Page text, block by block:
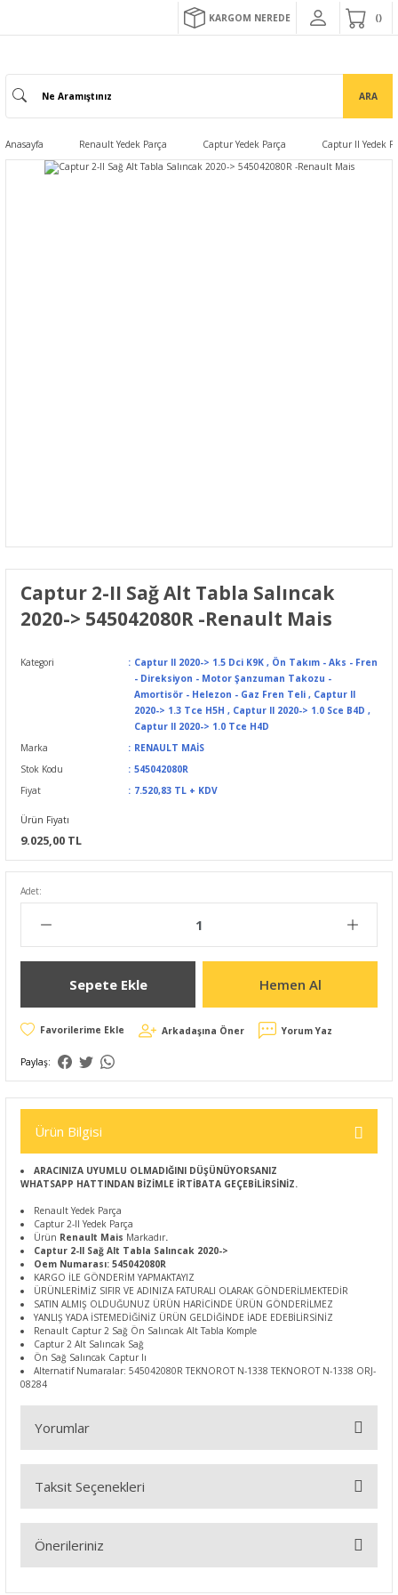
KARGOM NEREDE
ARA
Anasayfa Renault Yedek Parça Captur Yedek Parça Captur II Yedek
Captur 2-II Sağ Alt Tabla Salıncak
2020-> 545042080R -Renault Mais
Kategori Captur II 2020-> 1.5 Dci K9K , Ön Takım - Aks - Fren
- Direksiyon - Motor Şanzuman Takozu -
Amortisör - Helezon - Gaz Fren Teli , Captur II
2020-> 1.3 Tce H5H , Captur II 2020-> 1.0 Sce B4D ,
Captur II 2020-> 1.0 Tce H4D
Marka
RENAULT MAİS
Stok Kodu
545042080R
Fiyat
7.520,83 TL + KDV
Ürün Fiyatı
9.025,00 TL
Adet:
Sepete Ekle Hemen Al
Arkadaşına Öner Yorum Yaz
Paylaş:
Ürün Bilgisi
ARACINIZA UYUMLU OLMADIĞINI DÜŞÜNÜYORSANIZ
WHATSAPP HATTINDAN BİZİMLE İRTİBATA GEÇEBİLİRSİNİZ.
Renault Yedek Parça
Captur 2-II Yedek Parça
Ürün Renault Mais Markadır.
Captur 2-II Sağ Alt Tabla Salıncak 2020->
Oem Numarası: 545042080R
KARGO İLE GÖNDERİM YAPMAKTAYIZ
ÜRÜNLERİMİZ SIFIR VE ADINIZA FATURALI OLARAK GÖNDERİLMEKTEDİR
SATIN ALMIŞ OLDUĞUNUZ ÜRÜN HARİCİNDE ÜRÜN GÖNDERİLMEZ
YANLIŞ YADA İSTEMEDİĞİNİZ ÜRÜN GELDİĞİNDE İADE EDEBİLİRSİNİZ
Renault Captur 2 Sağ Ön Salıncak Alt Tabla Komple
Captur 2 Alt Salıncak Sağ
Ön Sağ Salıncak Captur Iı
Alternatif Numaralar: 545042080R TEKNOROT N-1338 TEKNOROT N-1338 ORJ-
08284
Yorumlar
Bu ürüne ilk yorumu siz yapın!
Taksit Seçenekleri
Önerileriniz